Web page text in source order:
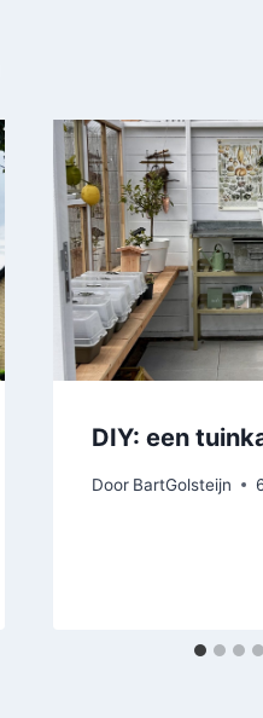
DIY: een
Door BartGolsteijn